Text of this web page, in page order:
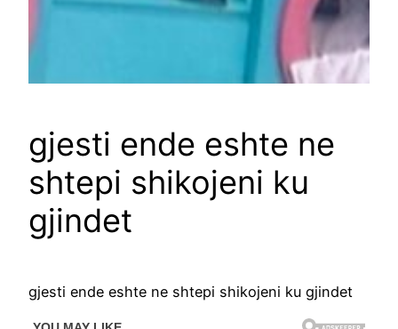
gjesti ende eshte ne
shtepi shikojeni ku
gjindet
gjesti ende eshte ne shtepi shikojeni ku gjindet